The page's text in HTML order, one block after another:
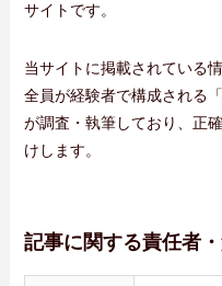
サイトです。
当サイトに掲載されている
全員が経験者で構成される
が調査・執筆しており、正
けします。
記事に関する責任者